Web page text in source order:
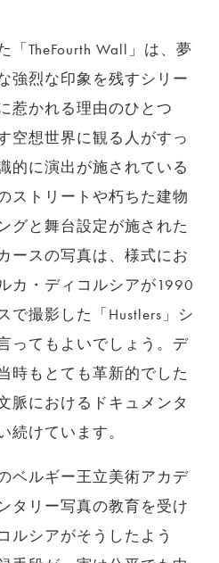
「TheFourth Wall」は、夢
強烈な印象を残すシリー
惹かれる理由のひとつ
空想世界に観る人がすっ
的に演出が施されている
ストリートや朽ちた建物
グと舞台設定が施された
ースの写真は、様式にお
カ・ディコルシアが1990
で撮影した「Hustlers」シ
ってもよいでしょう。デ
時もとても革新的でした
脈におけるドキュメンタ
続けています。
ベルギー王立美術アカデ
タリー写真の教育を受け
ルシアがそうしたよう